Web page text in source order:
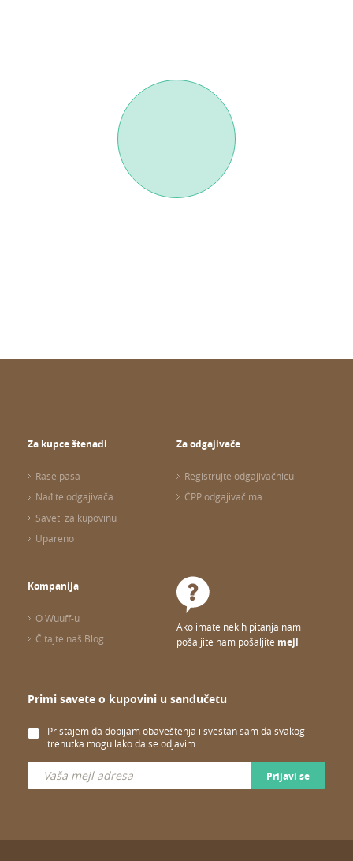
Za kupce štenadi
Rase pasa
Nađite odgajivača
Saveti za kupovinu
Upareno
Za odgajivače
Registrujte odgajivačnicu
ČPP odgajivačima
Kompanija
O Wuuff-u
Čitajte naš Blog
Ako imate nekih pitanja nam
pošaljite nam pošaljite mejl
Primi savete o kupovini u sandučetu
Pristajem da dobijam obaveštenja i svestan sam da svakog
trenutka mogu lako da se odjavim.
Prijavi se